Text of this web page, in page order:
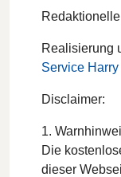
Realisierung
Service
Disclaimer:
1.
Die
dieser